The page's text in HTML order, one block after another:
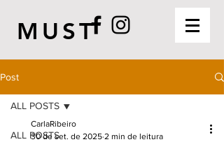
MUST
Post
ALL POSTS
ALL POSTS
CarlaRibeiro
30 de set. de 2025 2 min de leitura